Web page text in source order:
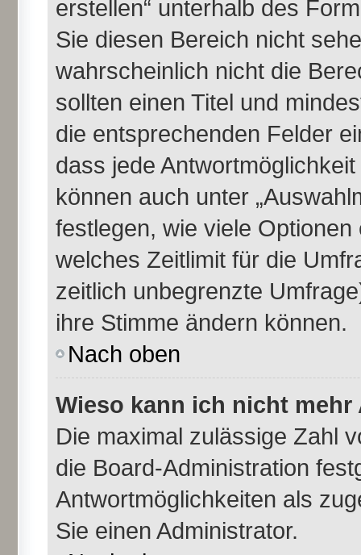
erstellen“ unterhalb des
Sie diesen Bereich nicht
wahrscheinlich nicht die
sollten einen Titel und
die entsprechenden Felder
dass jede
können auch unter
festlegen, wie viele
welches Zeitlimit für die
zeitlich unbegrenzte
ihre Stimme ändern können.
Nach oben
Wieso kann ich nicht
Die maximal zulässige Zahl
die Board-Administration
Antwortmöglichkeiten als
Sie einen Administrator.